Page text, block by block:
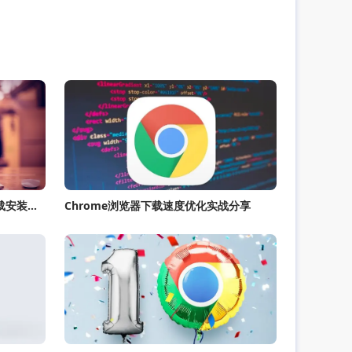
google Chrome浏览器轻量版下载安装流程解析 Chrome浏览器下载速度优化实战分享